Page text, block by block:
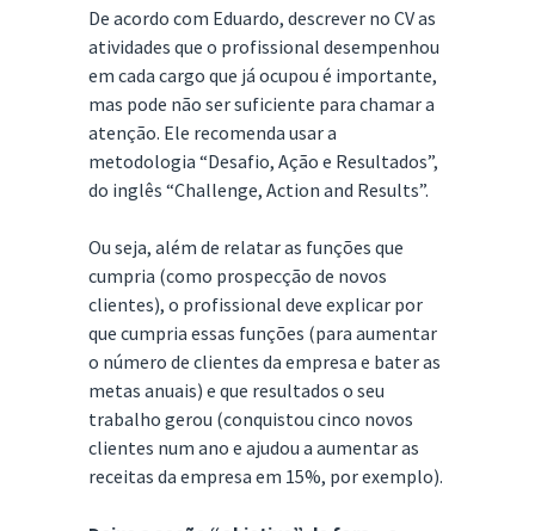
De acordo com Eduardo, descrever no CV as
atividades que o profissional desempenhou
em cada cargo que já ocupou é importante,
mas pode não ser suficiente para chamar a
atenção. Ele recomenda usar a
metodologia “Desafio, Ação e Resultados”,
do inglês “Challenge, Action and Results”.
Ou seja, além de relatar as funções que
cumpria (como prospecção de novos
clientes), o profissional deve explicar por
que cumpria essas funções (para aumentar
o número de clientes da empresa e bater as
metas anuais) e que resultados o seu
trabalho gerou (conquistou cinco novos
clientes num ano e ajudou a aumentar as
receitas da empresa em 15%, por exemplo).